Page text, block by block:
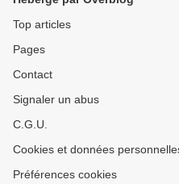
Top articles
Pages
Contact
Signaler un abus
C.G.U.
Cookies et données
Préférences cookies